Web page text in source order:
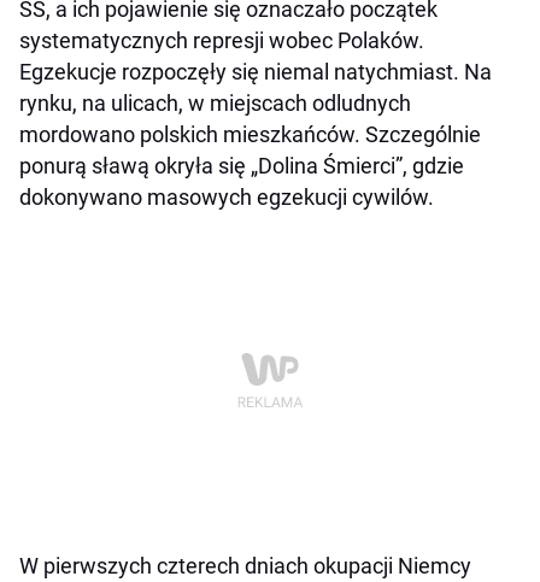
SS, a ich pojawienie się oznaczało początek
systematycznych represji wobec Polaków.
Egzekucje rozpoczęły się niemal natychmiast. Na
rynku, na ulicach, w miejscach odludnych
mordowano polskich mieszkańców. Szczególnie
ponurą sławą okryła się „Dolina Śmierci”, gdzie
dokonywano masowych egzekucji cywilów.
W pierwszych czterech dniach okupacji Niemcy